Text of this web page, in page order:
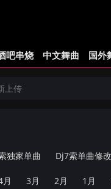
吧串烧 中文舞曲 国外
上传
独家单曲 Dj7索单曲修改
月 3月 2月 1月